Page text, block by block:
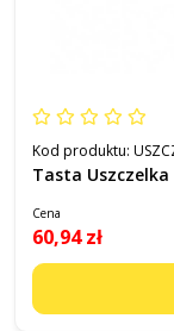
Kod produktu:
Tasta Uszczelka
Cena
60,94 zł